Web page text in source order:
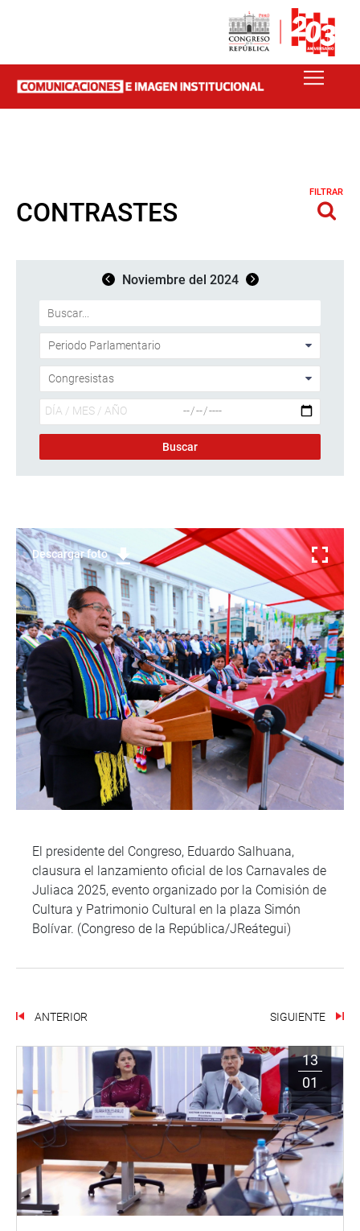
CONTRASTES
FILTRAR
Noviembre del 2024
Descargar foto
El presidente del Congreso, Eduardo Salhuana,
clausura el lanzamiento oficial de los Carnavales de
Juliaca 2025, evento organizado por la Comisión de
Cultura y Patrimonio Cultural en la plaza Simón
Bolívar. (Congreso de la República/JReátegui)
ANTERIOR SIGUIENTE
13
01